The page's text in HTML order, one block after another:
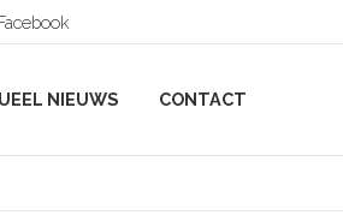
NIEUWS CONTACT